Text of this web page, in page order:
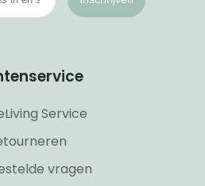
Service
vragen